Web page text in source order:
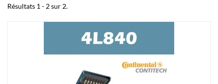
Résultats 1 - 2 sur 2.